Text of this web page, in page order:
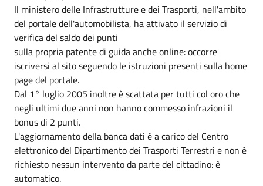
Il ministero delle Infrastrutture e dei Trasporti, nell'ambito
del portale dell'automobilista, ha attivato il servizio di
verifica del saldo dei punti
sulla propria patente di guida anche online: occorre
iscriversi al sito seguendo le istruzioni presenti sulla home
page del portale.
Dal 1° luglio 2005 inoltre è scattata per tutti col oro che
negli ultimi due anni non hanno commesso infrazioni il
bonus di 2 punti.
L'aggiornamento della banca dati è a carico del Centro
elettronico del Dipartimento dei Trasporti Terrestri e non è
richiesto nessun intervento da parte del cittadino: è
automatico.